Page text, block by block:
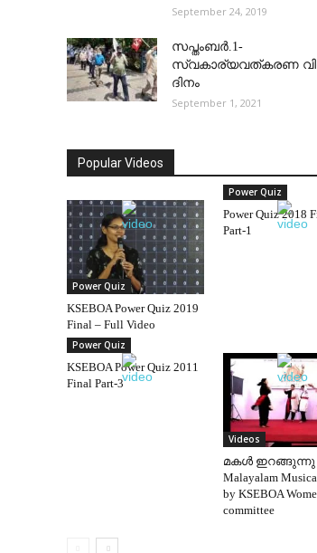
September 24, 2019
സപ്തംബര്‍.1-
സ്വകാര്യവത്കരണ
ദിനം
September 1, 2021
Popular Videos
Power Quiz
KSEBOA Power Quiz 2019
Final – Full Video
Power Quiz
Power Quiz 2018
Part-1
Power Quiz
KSEBOA Power Quiz 2011
Final Part-3
Videos
മകള്‍ ഇറങ്ങുന്നു
Malayalam
by KSEBOA
committee